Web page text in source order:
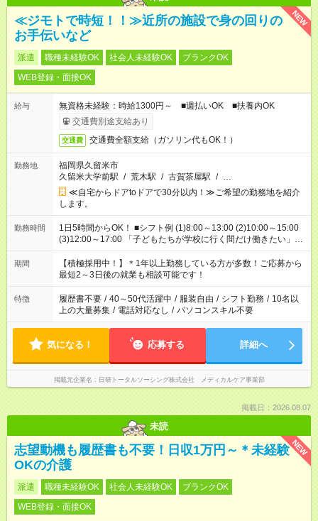
NEW
≪ジモトで時短！！≫近所の施設で身の回りの
お手伝いなど
派遣 職種未経験OK 社会人未経験OK
ブランクOK
WEB登録・面接OK
給与
無資格未経験：時給1300円～ ■週払いOK ■扶養内OK
交通費別途支給あり
交通費 交通費全額支給（ガソリン代もOK！）
勤務地
福岡県久留米市
久留米大学前駅 / 荒木駅 / 古賀茶屋駅 / …
≪自宅からドアtoドアで30分以内！≫ご希望の勤務地を紹介
します。
勤務時間
1日5時間からOK！ ■シフト例 (1)8:00～13:00 (2)10:00～15:00
(3)12:00～17:00 「子どもたちが学校に行く間だけ働きたい」
「余裕を持って夕飯の準備がしたい」 「午前中は働いて、午後
はプライベートの時間にしたい」 など、ご希望を教えてくださ
いね。 ※Wワーク希望の方へ 今ご覧のお仕事で希望する勤務時
間と、もう1つのお仕事の勤務時間。 合計で週40時間を超える
場合は応募できません。
期間
【積極採用中！】＊1年以上勤務している方が多数！ご応募から
最短2～3日後の就業も相談可能です！
特徴 履歴書不要 / 40～50代活躍中 / 服装自由 / シフト勤務 / 10名以
上の大量募集 / 電話対応なし / パソコンスキル不要
気になる！ 応募する 詳細へ
掲載元企業名 日研トータルソーシング株式会社 メディカルケア事業部
掲載日：2026.08.07
未読
NEW
志望動機も履歴書も不要！日収1万円～＊未経験
OKの介護
派遣 職種未経験OK 社会人未経験OK
ブランクOK
WEB登録・面接OK